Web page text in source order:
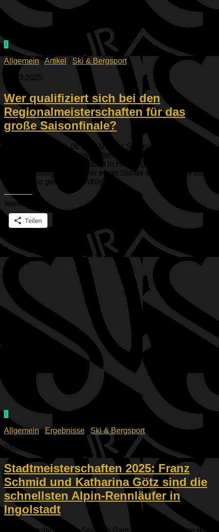
0
Allgemein/Artikel / Ski & Bergsport
07.03.2025
Wer qualifiziert sich bei den
Regionalmeisterschaften für das
große Saisonfinale?
Donnerstagabend, 06.03.2025 war Startnummernauslosung
für die Regionalmeisterschaften 2025. Die werden dieses
Jahr von der IG Ski Ingolstadt in Hochfügen am Holzalm-
Sessellift ausgerichtet. Der erster Starter soll um 10:15 auf
die Strecke gehen. Die Athleten...
Teilen mit:
Teilen
0
Allgemein/Ergebnisse
Ski & Bergsport
03.02.2025
Stadtmeisterschaften 2025: Franz
Schmid und Katharina Götz sind die
schnellsten Alpin-Rennläufer in
Ingolstadt